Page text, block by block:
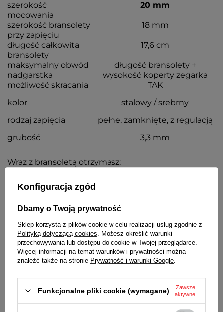
szerokość
mocowania
20 mm
szerokość bransolety
przy zapięciu
18 mm
długość całkowita
bransolety
17,6 cm
maksymalny obwód
nadgarstka
długość bransolety +
wysokość koperty zegarka
możliwość skracania
TAK
kolor
stalowy / srebrny
rodzaj zapięcia
pełne, zamknięte, z regulacją
grubość
3,3 mm
Wraz z bransoletą otrzymasz:
komplet teleskopów
SZCZEGÓŁOWE DANE
OPINIE (0)
Potrzebujesz pomocy? Masz pytania?
Zadaj pytanie a my odpowiemy
odpowiedzi publikując dla innych.
Zadaj pytanie
Konfiguracja zgód
Dbamy o Twoją prywatność
Sklep korzysta z plików cookie w celu realizacji usług zgodnie z
Polityką dotyczącą cookies . Możesz określić warunki
przechowywania lub dostępu do cookie w Twojej przeglądarce.
Więcej informacji na temat warunków i prywatności można
znaleźć także na stronie Prywatność i warunki Google
Funkcjonalne pliki cookie (wymagane)
Zawsze
aktywne